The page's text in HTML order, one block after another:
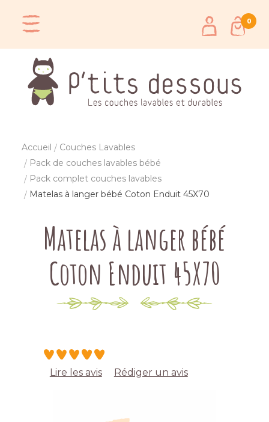
0
Accueil
Couches Lavables
Pack de couches lavables bébé
Pack complet couches lavables
Matelas à langer bébé Coton Enduit 45X70
Matelas à langer bébé
Coton Enduit 45X70
Lire les avis Rédiger un avis